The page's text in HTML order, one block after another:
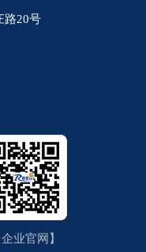
路20号
企业官网】